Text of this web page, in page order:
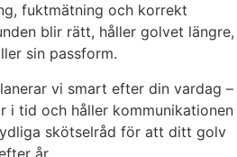
fuktmätning och korrekt
blir rätt, håller golvet längre,
sin passform.
vi smart efter din vardag –
i tid och håller kommunikationen
skötselråd för att ditt golv
år.